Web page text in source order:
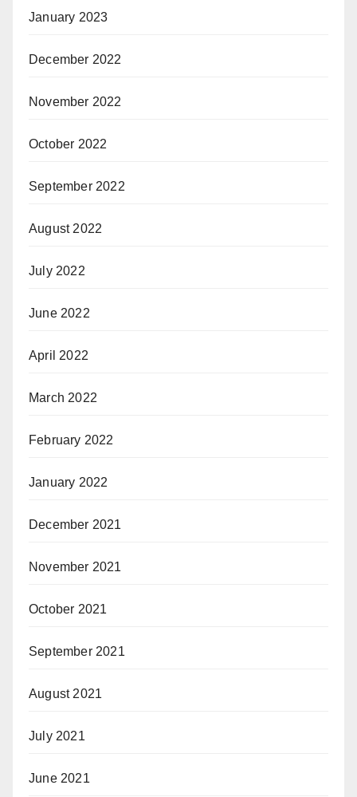
January 2023
December 2022
November 2022
October 2022
September 2022
August 2022
July 2022
June 2022
April 2022
March 2022
February 2022
January 2022
December 2021
November 2021
October 2021
September 2021
August 2021
July 2021
June 2021